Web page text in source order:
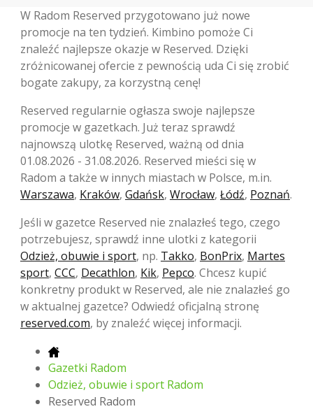
W Radom Reserved przygotowano już nowe
promocje na ten tydzień. Kimbino pomoże Ci
znaleźć najlepsze okazje w Reserved. Dzięki
zróżnicowanej ofercie z pewnością uda Ci się zrobić
bogate zakupy, za korzystną cenę!
Reserved regularnie ogłasza swoje najlepsze
promocje w gazetkach. Już teraz sprawdź
najnowszą ulotkę Reserved, ważną od dnia
01.08.2026 - 31.08.2026. Reserved mieści się w
Radom a także w innych miastach w Polsce, m.in.
Warszawa, Kraków, Gdańsk, Wrocław, Łódź, Poznań.
Jeśli w gazetce Reserved nie znalazłeś tego, czego
potrzebujesz, sprawdź inne ulotki z kategorii
Odzież, obuwie i sport, np. Takko, BonPrix, Martes
sport, CCC, Decathlon, Kik, Pepco. Chcesz kupić
konkretny produkt w Reserved, ale nie znalazłeś go
w aktualnej gazetce? Odwiedź oficjalną stronę
reserved.com, by znaleźć więcej informacji.
Gazetki Radom
Odzież, obuwie i sport Radom
Reserved Radom